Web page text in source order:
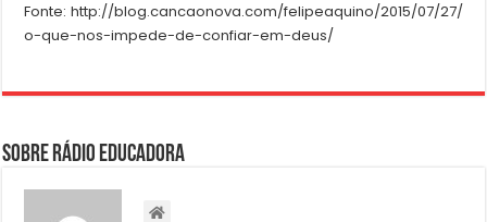
Fonte: http://blog.cancaonova.com/felipeaquino/2015/07/27/
o-que-nos-impede-de-confiar-em-deus/
Sobre Rádio Educadora